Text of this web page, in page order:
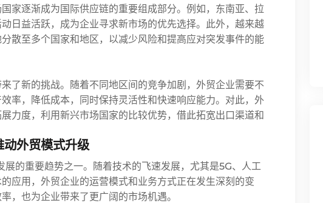
家逐渐成为国际供应链的重要组成部分。例如，东南亚、拉
日益活跃，成为企业寻求新市场的优先选择。此外，越来越
散至多个国家和地区，以减少风险和提高应对突发事件的能
了新的挑战。随着不同地区间的竞争加剧，外贸企业需要不
率，降低成本，同时保持灵活性和快速响应能力。对此，外
力度，利用新兴市场国家的比较优势，借此拓宽出口渠道和
外贸模式升级
的重要趋势之一。随着技术的飞速发展，尤其是5G、人工
应用，外贸企业的运营模式和业务方式正在发生深刻的变
，也为企业带来了更广阔的市场机遇。